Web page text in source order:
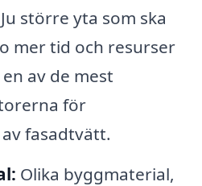
Ju större yta som ska
mer tid och resurser
av de mest
för
fasadtvätt.
Olika byggmaterial,